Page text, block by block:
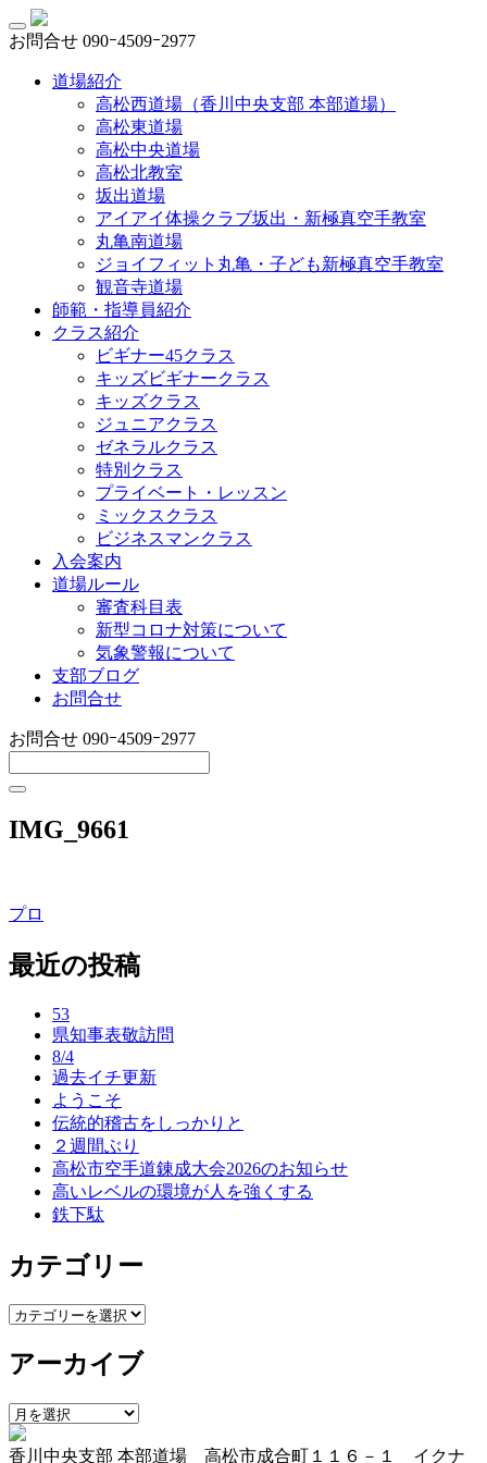
お問合せ 090ｰ4509ｰ2977
道場紹介
高松西道場（香川中央支部 本部道場）
高松東道場
高松中央道場
高松北教室
坂出道場
アイアイ体操クラブ坂出・新極真空手教室
丸亀南道場
ジョイフィット丸亀・子ども新極真空手教室
観音寺道場
師範・指導員紹介
クラス紹介
ビギナー45クラス
キッズビギナークラス
キッズクラス
ジュニアクラス
ゼネラルクラス
特別クラス
プライベート・レッスン
ミックスクラス
ビジネスマンクラス
入会案内
道場ルール
審査科目表
新型コロナ対策について
気象警報について
支部ブログ
お問合せ
お問合せ 090ｰ4509ｰ2977
IMG_9661
投
稿
プロ
最近の投稿
53
県知事表敬訪問
8/4
過去イチ更新
ようこそ
伝統的稽古をしっかりと
２週間ぶり
高松市空手道錬成大会2026のお知らせ
高いレベルの環境が人を強くする
鉄下駄
カテゴリー
カ
ゴ
ー
アーカイブ
ア
ー
カ
香川中央支部 本部道場 高松市成合町１１６－１ イクナ